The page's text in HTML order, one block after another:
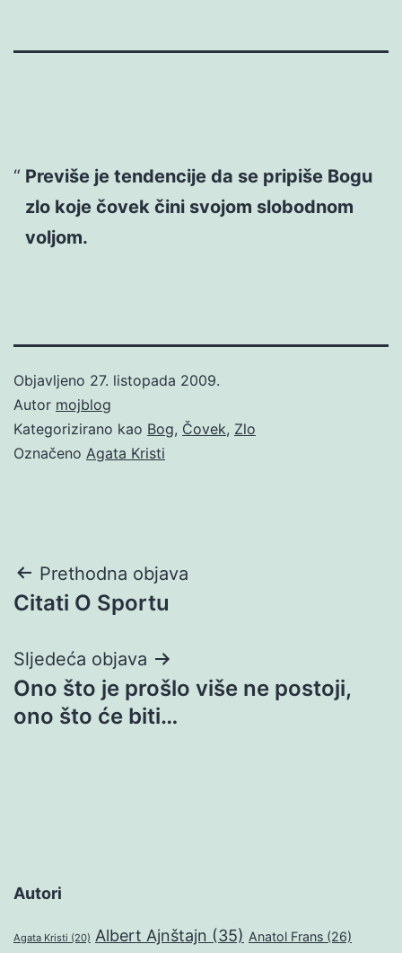
Previše je tendencije da se pripiše Bogu
zlo koje čovek čini svojom slobodnom
voljom.
Objavljeno 27. listopada 2009.
Autor mojblog
Kategorizirano kao Bog, Čovek, Zlo
Označeno Agata Kristi
Navigacija
objava
Prethodna objava
Citati O Sportu
Sljedeća objava
Ono što je prošlo više ne postoji,
ono što će biti…
Autori
Agata Kristi (20) Albert Ajnštajn (35) Anatol Frans (26)